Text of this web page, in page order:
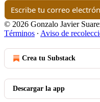
© 2026 Gonzalo Javier
Términos ∙ Aviso de
Crea tu Substack
Descargar la app